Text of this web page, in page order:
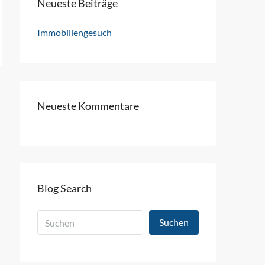
Neueste Beiträge
Immobiliengesuch
Neueste Kommentare
Blog Search
Suchen